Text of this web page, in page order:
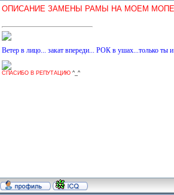
ОПИСАНИЕ ЗАМЕНЫ РАМЫ НА МОЕМ
Ветер в лицо... закат впереди... РОК в ушах...только ты
СПАСИБО В РЕПУТАЦИЮ ^_^